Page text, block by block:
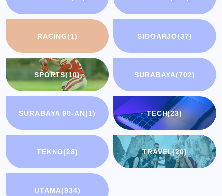
RACING(1) SIDOARJO(37)
SPORTS(10) SURABAYA(702)
SURABAYA 90-AN(1) TECH(23)
TEKNO(28) TRAVEL(20)
UTAMA(934)